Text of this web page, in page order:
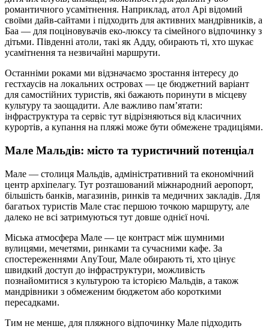
романтичного усамітнення. Наприклад, атол Арі відомий
своїми дайв-сайтами і підходить для активних мандрівників, а
Баа — для поціновувачів еко-люксу та сімейного відпочинку з
дітьми. Південні атоли, такі як Адду, обирають ті, хто шукає
усамітнення та незвичайні маршрути.
Останніми роками ми відзначаємо зростання інтересу до
гестхаусів на локальних островах — це бюджетний варіант
для самостійних туристів, які бажають поринути в місцеву
культуру та заощадити. Але важливо пам’ятати:
інфраструктура та сервіс тут відрізняються від класичних
курортів, а купання на пляжі може бути обмежене традиціями.
Мале Мальдів: місто та туристичний потенціал
Мале — столиця Мальдів, адміністративний та економічний
центр архіпелагу. Тут розташований міжнародний аеропорт,
більшість банків, магазинів, ринків та медичних закладів. Для
багатьох туристів Мале стає першою точкою маршруту, але
далеко не всі затримуються тут довше однієї ночі.
Міська атмосфера Мале — це контраст між шумними
вулицями, мечетями, ринками та сучасними кафе. За
спостереженнями AnyTour, Мале обирають ті, хто цінує
швидкий доступ до інфраструктури, можливість
познайомитися з культурою та історією Мальдів, а також
мандрівники з обмеженим бюджетом або короткими
пересадками.
Тим не менше, для пляжного відпочинку Мале підходить